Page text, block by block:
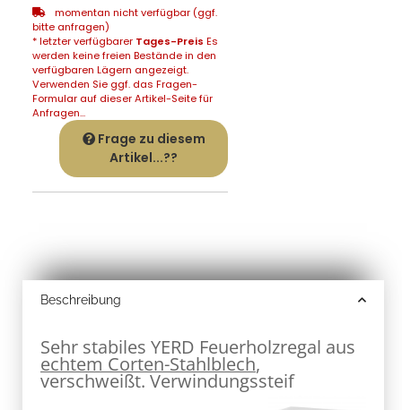
momentan nicht verfügbar (ggf.
bitte anfragen)
* letzter verfügbarer Tages-Preis Es
werden keine freien Bestände in den
verfügbaren Lägern angezeigt.
Verwenden Sie ggf. das Fragen-
Formular auf dieser Artikel-Seite für
Anfragen...
Frage zu diesem
Artikel...??
Beschreibung
Sehr stabiles YERD Feuerholzregal aus
echtem Corten-Stahlblech,
verschweißt. Verwindungssteif